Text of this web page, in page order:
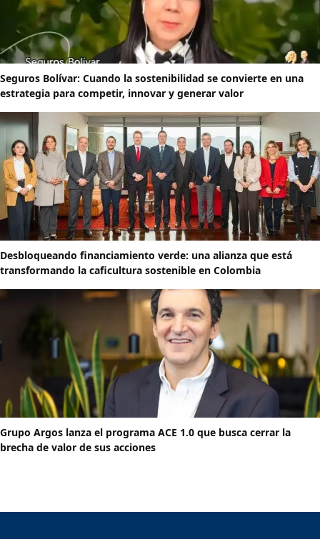
Seguros Bolívar: Cuando la sostenibilidad se convierte en una
estrategia para competir, innovar y generar valor
Desbloqueando financiamiento verde: una alianza que está
transformando la caficultura sostenible en Colombia
Grupo Argos lanza el programa ACE 1.0 que busca cerrar la
brecha de valor de sus acciones